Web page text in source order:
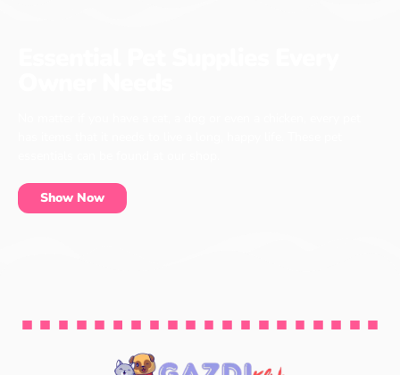
Show Now